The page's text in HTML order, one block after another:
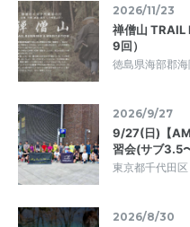
2026/11/23
禅僧山
9回）
徳島県海部郡
2026/9/27
9/27(日)【
習会(サブ3.5
東京都千代田区
2026/8/30